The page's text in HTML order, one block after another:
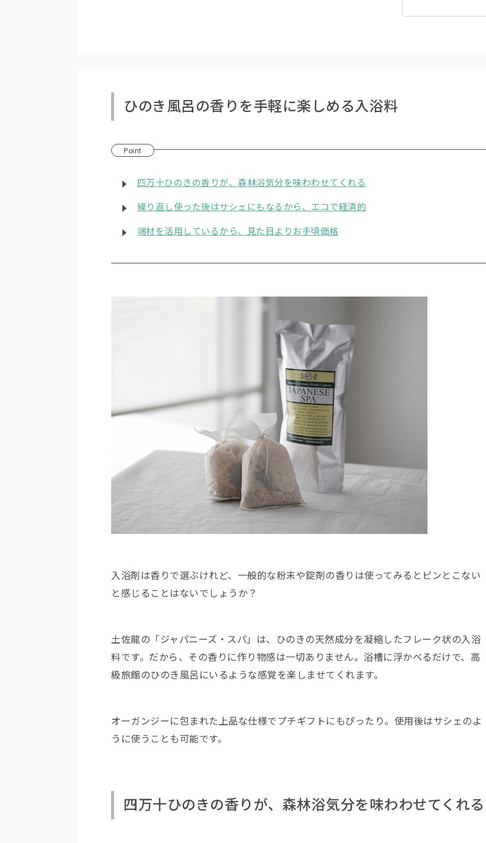
ひのき風呂の香りを手軽に楽しめる入浴料
Point
四万十ひのきの香りが、森林浴気分を味わわせてくれる
繰り返し使った後はサシェにもなるから、エコで経済的
端材を活用しているから、見た目よりお手頃価格
入浴剤は香りで選ぶけれど、一般的な粉末や錠剤の香りは使ってみるとピンとこない
と感じることはないでしょうか？
土佐龍の「ジャパニーズ・スパ」は、ひのきの天然成分を凝縮したフレーク状の入浴
料です。だから、その香りに作り物感は一切ありません。浴槽に浮かべるだけで、高
級旅館のひのき風呂にいるような感覚を楽しませてくれます。
オーガンジーに包まれた上品な仕様でプチギフトにもぴったり。使用後はサシェのよ
うに使うことも可能です。
四万十ひのきの香りが、森林浴気分を味わわせてくれる